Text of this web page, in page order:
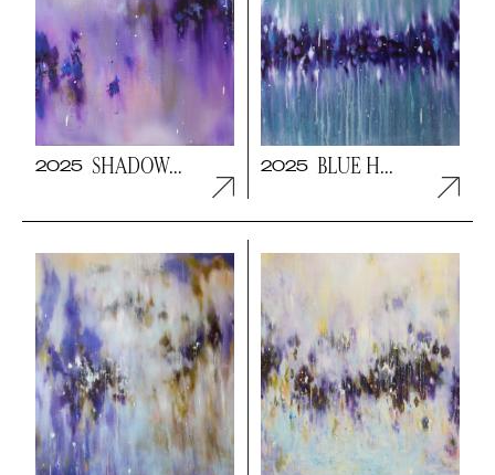
2025 SHADOW... 2025 BLUE H...
ABONNIEREN
Mit dem Abonnieren des Newsletters bestätige
ich, dass ich die
Datenschutzerklärung gelesen
habe und akzeptiere.